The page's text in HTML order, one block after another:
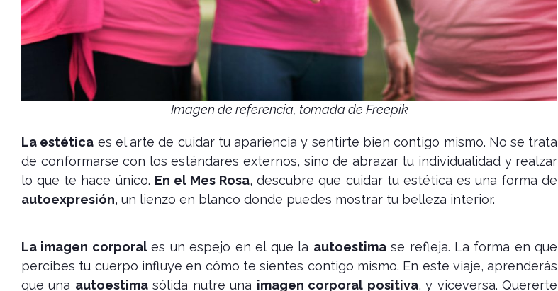
Imagen de referencia, tomada de Freepik
La estética es el arte de cuidar tu apariencia y sentirte bien contigo mismo. No se trata
de conformarse con los estándares externos, sino de abrazar tu individualidad y realzar
lo que te hace único. En el Mes Rosa, descubre que cuidar tu estética es una forma de
autoexpresión, un lienzo en blanco donde puedes mostrar tu belleza interior.
La imagen corporales un espejo en el que la autoestimase refleja. La forma en que
percibes tu cuerpo influye en cómo te sientes contigo mismo. En este viaje, aprenderás
que una autoestimasólida nutre una imagen corporal positiva, y viceversa. Quererte